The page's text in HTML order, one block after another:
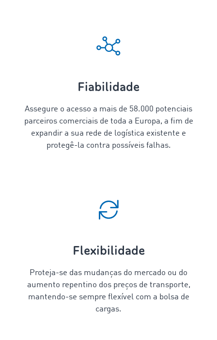
Fiabilidade
Assegure o acesso a mais de 58.000 potenciais
parceiros comerciais de toda a Europa, a fim de
expandir a sua rede de logística existente e
protegê-la contra possíveis falhas.
Flexibilidade
Proteja-se das mudanças do mercado ou do
aumento repentino dos preços de transporte,
mantendo-se sempre flexível com a bolsa de
cargas.